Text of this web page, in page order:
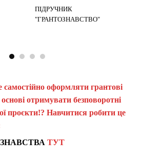
ПІДРУЧНИК
"ГРАНТОЗНАВСТВО"
оформляти грантові
отримувати безповоротні
проєкти!? Навчитися робити це
ТУТ